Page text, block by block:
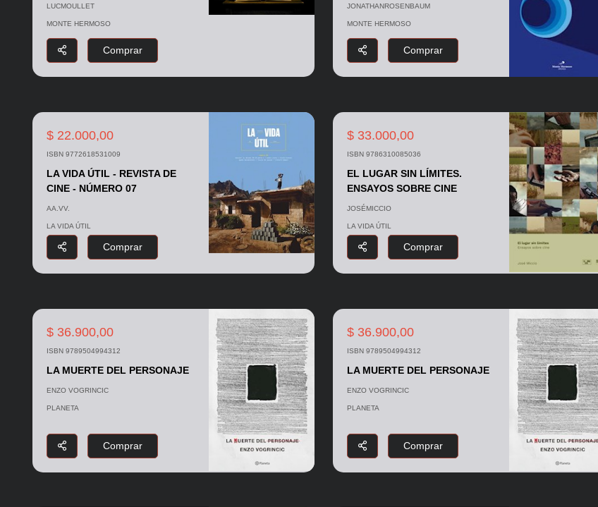
LUCMOULLET
MONTE HERMOSO
Comprar
JONATHANROSENBAUM
MONTE HERMOSO
Comprar
$ 22.000,00
ISBN 9772618531009
LA VIDA ÚTIL - REVISTA DE
CINE - NÚMERO 07
AA.VV.
LA VIDA ÚTIL
Comprar
$ 33.000,00
ISBN 9786310085036
EL LUGAR SIN LÍMITES.
ENSAYOS SOBRE CINE
JOSÉMICCIO
LA VIDA ÚTIL
Comprar
$ 36.900,00
ISBN 9789504994312
LA MUERTE DEL PERSONAJE
ENZO VOGRINCIC
PLANETA
Comprar
$ 36.900,00
ISBN 9789504994312
LA MUERTE DEL PERSONAJE
ENZO VOGRINCIC
PLANETA
Comprar